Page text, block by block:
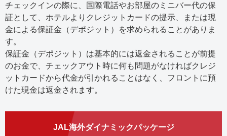
チェックインの際に、国際電話やお部屋のミニバー代の保
証として、ホテルよりクレジットカードの提示、または現
金による保証金（デポジット）を求められることがありま
す。
保証金（デポジット）は基本的には返金されることが前提
のお金で、チェックアウト時に何も問題がなければクレジ
ットカードから代金が引かれることはなく、フロントに預
けた現金は返金されます。
JAL海外ダイナミックパッケージ